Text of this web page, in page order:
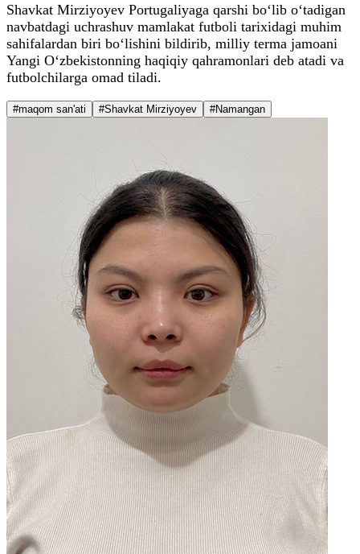
Shavkat Mirziyoyev Portugaliyaga qarshi bo‘lib o‘tadigan
navbatdagi uchrashuv mamlakat futboli tarixidagi muhim
sahifalardan biri bo‘lishini bildirib, milliy terma jamoani
Yangi O‘zbekistonning haqiqiy qahramonlari deb atadi va
futbolchilarga omad tiladi.
#maqom san'ati #Shavkat Mirziyoyev #Namangan